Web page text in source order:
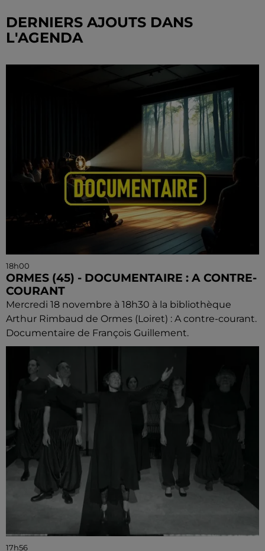
DERNIERS AJOUTS DANS
L'AGENDA
18h00
ORMES (45) - DOCUMENTAIRE : A CONTRE-
COURANT
Mercredi 18 novembre à 18h30 à la bibliothèque
Arthur Rimbaud de Ormes (Loiret) : A contre-courant.
Documentaire de François Guillement.
17h56